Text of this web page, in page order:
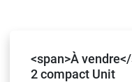
<span>À
2 compact Unit